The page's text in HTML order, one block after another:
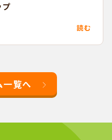
プ
読む
一覧へ